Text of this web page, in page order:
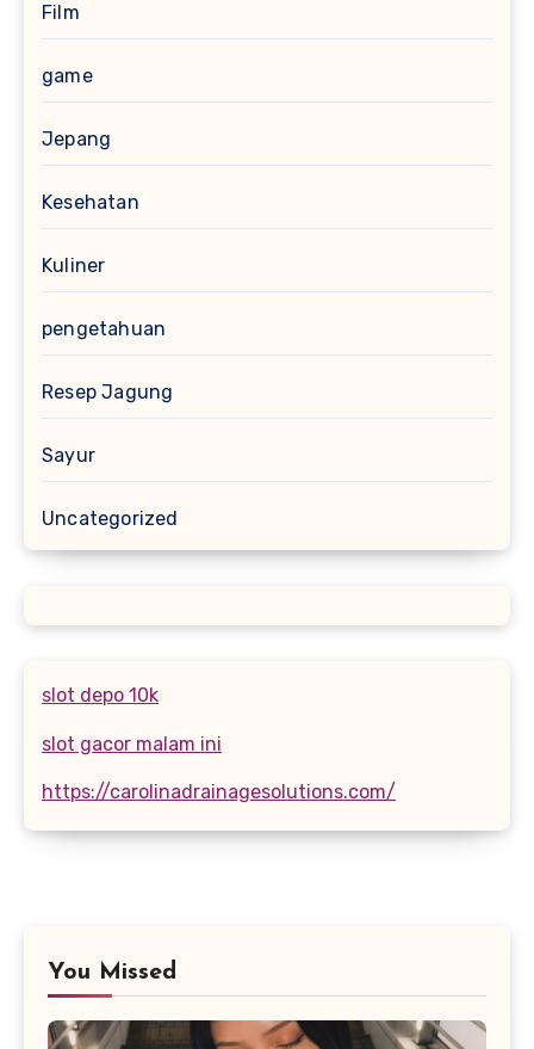
Film
game
Jepang
Kesehatan
Kuliner
pengetahuan
Resep Jagung
Sayur
Uncategorized
slot depo 10k
slot gacor malam ini
https://carolinadrainagesolutions.com/
You Missed